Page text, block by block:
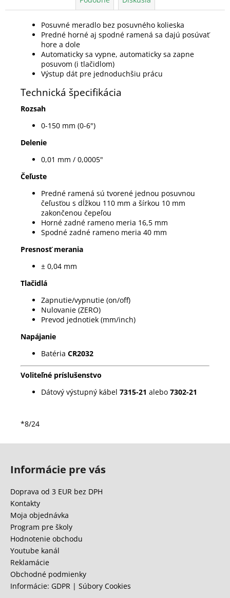
Posuvné meradlo bez posuvného kolieska
Predné horné aj spodné ramená sa dajú posúvať
hore a dole
Automaticky sa vypne, automaticky sa zapne
posuvom (i tlačidlom)
Výstup dát pre jednoduchšiu prácu
Technická špecifikácia
Rozsah
0-150 mm (0-6")
Delenie
0,01 mm / 0,0005"
Čeľuste
Predné ramená sú tvorené jednou posuvnou
čeľusťou s dĺžkou 110 mm a šírkou 10 mm
zakončenou čepeľou
Horné zadné rameno meria 16,5 mm
Spodné zadné rameno meria 40 mm
Presnosť merania
± 0,04 mm
Tlačidlá
Zapnutie/vypnutie (on/off)
Nulovanie (ZERO)
Prevod jednotiek (mm/inch)
Napájanie
Batéria CR2032
Voliteľné príslušenstvo
Dátový výstupný kábel 7315-21 alebo 7302-21
*8/24
Informácie pre vás
Doprava od 3 EUR bez DPH
Kontakty
Moja objednávka
Program pre školy
Hodnotenie obchodu
Youtube kanál
Reklamácie
Obchodné podmienky
Informácie: GDPR | Súbory Cookies